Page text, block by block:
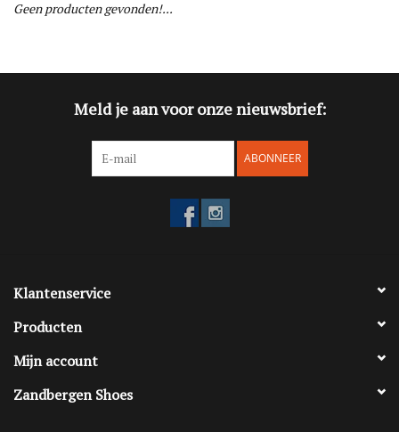
Super Deals
Blog
Geen producten gevonden!...
Meld je aan voor onze nieuwsbrief:
ABONNEER
Klantenservice
Producten
Mijn account
Zandbergen Shoes